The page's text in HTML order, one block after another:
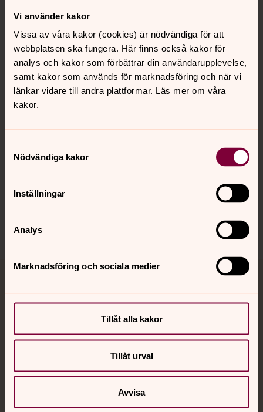
Vi använder kakor
Vissa av våra kakor (cookies) är nödvändiga för att
webbplatsen ska fungera. Här finns också kakor för
analys och kakor som förbättrar din användarupplevelse,
samt kakor som används för marknadsföring och när vi
länkar vidare till andra plattformar. Läs mer om våra
kakor.
Nödvändiga kakor
Inställningar
Analys
Marknadsföring och sociala medier
Tillåt alla kakor
Tillåt urval
Avvisa
Kontakt
Kalender
Hitta snabbt
Sociala kanaler
Akut samtals- och krisstöd. Prata eller chatta anonymt
med en präst på kvällar och nätter.
Digitalt brev